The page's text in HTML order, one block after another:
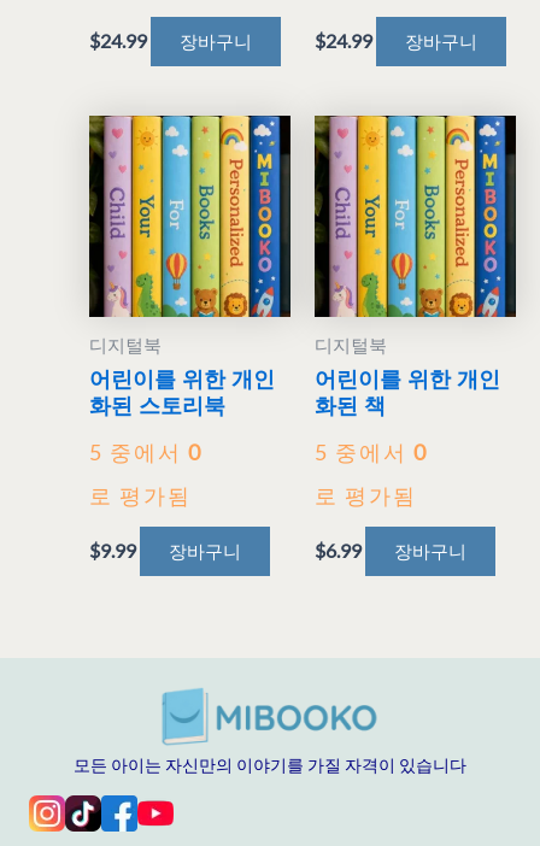
$24.99 장바구니 $24.99 장바구니
디지털북
어린이를 위한 개인
화된 스토리북
5 중에서 0
로 평가됨
$9.99 장바구니
디지털북
어린이를 위한 개인
화된 책
5 중에서 0
로 평가됨
$6.99 장바구니
모든 아이는 자신만의 이야기를 가질 자격이 있습니다